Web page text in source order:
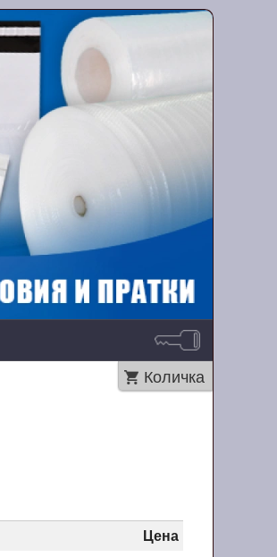
Количка
Цена